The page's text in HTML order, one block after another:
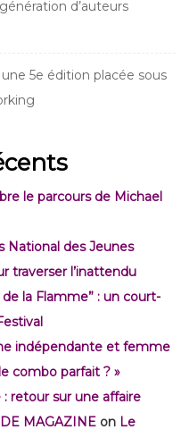
d’auteurs
5e édition placée sous
le parcours de Michael
National des Jeunes
traverser l’inattendu
de la Flamme” : un court-
indépendante et femme
combo parfait ? »
retour sur une affaire
MAGAZINE on Le